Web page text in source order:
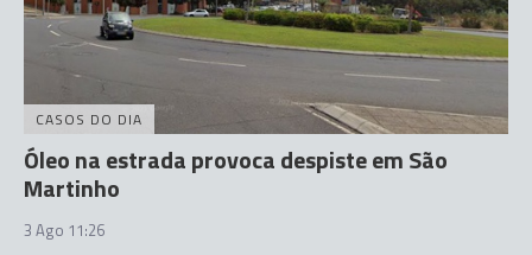
CASOS DO DIA
Óleo na estrada provoca despiste em São
Martinho
3 Ago 11:26